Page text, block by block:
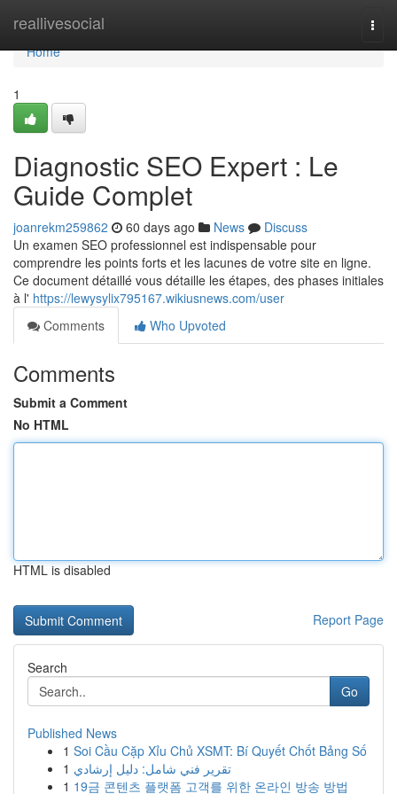
reallivesocial
Home
Home
1
Diagnostic SEO Expert : Le
Guide Complet
joanrekm259862 60 days ago News
Discuss
Un examen SEO professionnel est indispensable pour
comprendre les points forts et les lacunes de votre site en ligne.
Ce document détaillé vous détaille les étapes, des phases initiales
à l' https://lewysylix795167.wikiusnews.com/user
Comments
Who Upvoted
Comments
Submit a Comment
No HTML
HTML is disabled
Report Page
Search
Go
Published News
1 Soi Cầu Cặp Xỉu Chủ XSMT: Bí Quyết Chốt Bảng Số
1 تقرير فني شامل: دليل إرشادي
1 19금 콘텐츠 플랫폼 고객를 위한 온라인 방송 방법